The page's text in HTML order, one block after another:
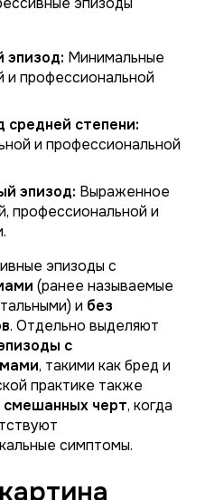
эпизод: Минимальные
и профессиональной
средней степени:
и профессиональной
эпизод: Выраженное
профессиональной и
эпизоды с
(ранее называемые
и без
. Отдельно выделяют
с
, такими как бред и
практике также
смешанных черт, когда
симптомы.